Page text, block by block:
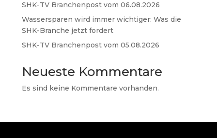
SHK-TV Branchenpost vom 06.08.2026
Wassersparen wird immer wichtiger: Was die
SHK-Branche jetzt fordert
SHK-TV Branchenpost vom 05.08.2026
Neueste Kommentare
Es sind keine Kommentare vorhanden.